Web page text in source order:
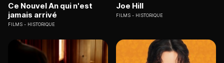
Ce Nouvel An qui n'est
jamais arrivé
FILMS HISTORIQUE
Joe Hill
FILMS HISTORIQUE